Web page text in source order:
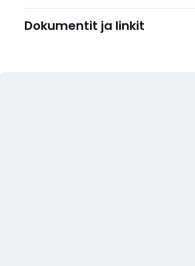
Dokumentit ja linkit